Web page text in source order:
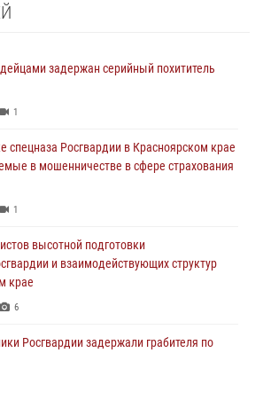
задержан серийный похититель
1
спецназа Росгвардии в Красноярском крае
в мошенничестве в сфере страхования
1
высотной подготовки
и взаимодействующих структур
крае
6
Росгвардии задержали грабителя по